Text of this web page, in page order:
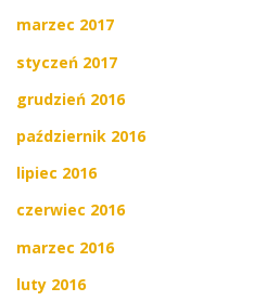
marzec 2017
styczeń 2017
grudzień 2016
październik 2016
lipiec 2016
czerwiec 2016
marzec 2016
luty 2016